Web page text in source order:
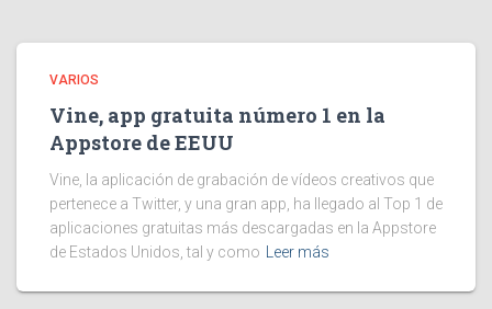
VARIOS
Vine, app gratuita número 1 en la
Appstore de EEUU
Vine, la aplicación de grabación de vídeos creativos que
pertenece a Twitter, y una gran app, ha llegado al Top 1 de
aplicaciones gratuitas más descargadas en la Appstore
de Estados Unidos, tal y como
Leer más